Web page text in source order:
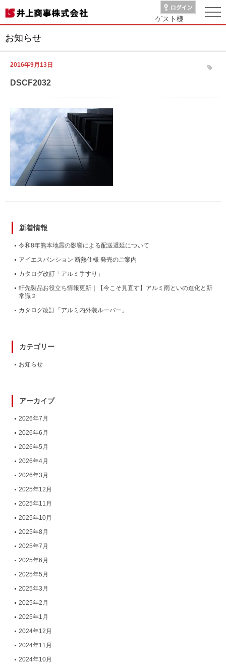
ゲスト様
お知らせ
2016年9月13日
DSCF2032
新着情報
令和8年熊本地震の影響による配送遅延について
アイエスパンション 断熱仕様 発売のご案内
カタログ改訂「アルミ手すり」
軒先製品お役立ち情報更新｜【今こそ見直す】アルミ雨といの進化と新
常識２
カタログ改訂「アルミ内外装ルーバー」
カテゴリー
お知らせ
アーカイブ
2026年7月
2026年6月
2026年5月
2026年4月
2026年3月
2025年12月
2025年11月
2025年10月
2025年8月
2025年7月
2025年6月
2025年5月
2025年3月
2025年2月
2025年1月
2024年12月
2024年11月
2024年10月